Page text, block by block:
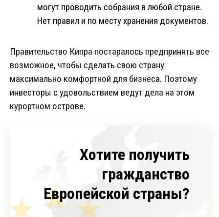
могут проводить собрания в любой стране.
Нет правил и по месту хранения документов.
Правительство Кипра постаралось предпринять все
возможное, чтобы сделать свою страну
максимально комфортной для бизнеса. Поэтому
инвесторы с удовольствием ведут дела на этом
курортном острове.
Хотите получить
гражданство
Европейской страны?